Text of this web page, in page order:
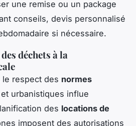
une remise ou un package
conseils, devis personnalisé
si nécessaire.
déchets à la
le respect des normes
et urbanistiques influe
des locations de
imposent des autorisations